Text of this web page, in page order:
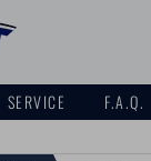
SERVICE F.A.Q.